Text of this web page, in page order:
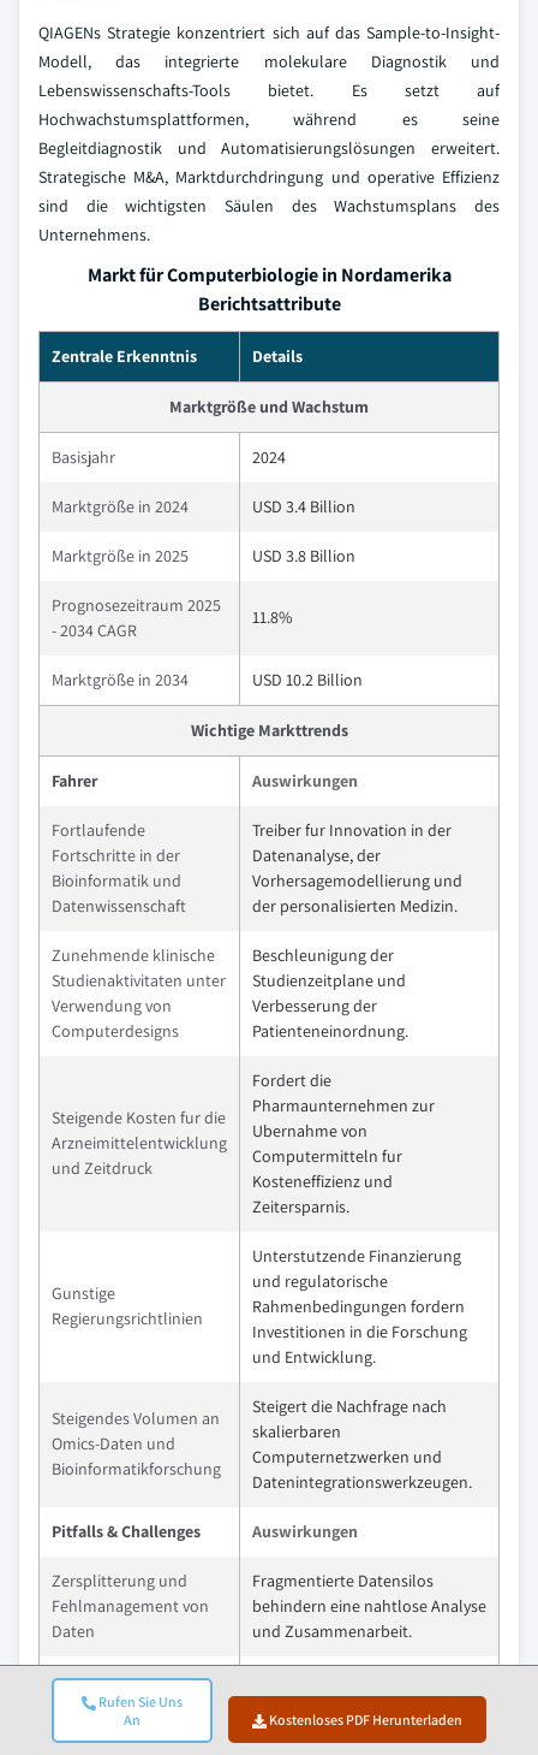
Rufen Sie Uns
An
Kostenloses PDF Herunterladen
QIAGENs Strategie konzentriert sich auf das Sample-to-Insight-
Modell, das integrierte molekulare Diagnostik und
Lebenswissenschafts-Tools bietet. Es setzt auf
Hochwachstumsplattformen, während es seine
Begleitdiagnostik und Automatisierungslösungen erweitert.
Strategische M&A, Marktdurchdringung und operative Effizienz
sind die wichtigsten Säulen des Wachstumsplans des
Unternehmens.
Markt für Computerbiologie in Nordamerika
Berichtsattribute
Zentrale Erkenntnis Details
Marktgröße und Wachstum
Basisjahr 2024
Marktgröße in 2024 USD 3.4 Billion
Marktgröße in 2025 USD 3.8 Billion
Prognosezeitraum 2025
- 2034 CAGR
11.8%
Marktgröße in 2034 USD 10.2 Billion
Wichtige Markttrends
Fahrer Auswirkungen
Fortlaufende
Fortschritte in der
Bioinformatik und
Datenwissenschaft
Treiber fur Innovation in der
Datenanalyse, der
Vorhersagemodellierung und
der personalisierten Medizin.
Zunehmende klinische
Studienaktivitaten unter
Verwendung von
Computerdesigns
Beschleunigung der
Studienzeitplane und
Verbesserung der
Patienteneinordnung.
Steigende Kosten fur die
Arzneimittelentwicklung
und Zeitdruck
Fordert die
Pharmaunternehmen zur
Ubernahme von
Computermitteln fur
Kosteneffizienz und
Zeitersparnis.
Gunstige
Regierungsrichtlinien
Unterstutzende Finanzierung
und regulatorische
Rahmenbedingungen fordern
Investitionen in die Forschung
und Entwicklung.
Steigendes Volumen an
Omics-Daten und
Bioinformatikforschung
Steigert die Nachfrage nach
skalierbaren
Computernetzwerken und
Datenintegrationswerkzeugen.
Pitfalls & Challenges Auswirkungen
Zersplitterung und
Fehlmanagement von
Daten
Fragmentierte Datensilos
behindern eine nahtlose Analyse
und Zusammenarbeit.
Datenschutz &
Sicherheitskonformitat
Datenaustausch und die